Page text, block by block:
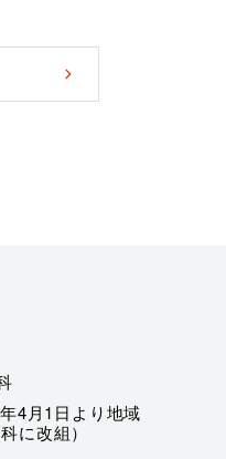
4月1日より地域
に改組）